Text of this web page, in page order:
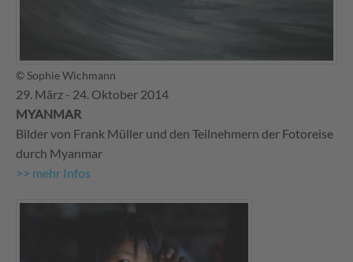
© Sophie Wichmann
29. März - 24. Oktober 2014
MYANMAR
Bilder von Frank Müller und den Teilnehmern der Fotoreise
durch Myanmar
>> mehr Infos